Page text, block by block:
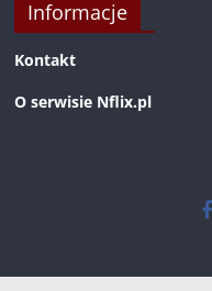
Informacje
Kontakt
O serwisie Nflix.pl